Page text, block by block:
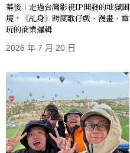
幕後｜走過台灣影視IP開發的地獄困
境，《乩身》跨度歌仔戲、漫畫、電
玩的商業邏輯
2026 年 7 月 20 日